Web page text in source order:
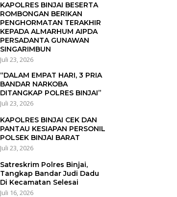
KAPOLRES BINJAI BESERTA
ROMBONGAN BERIKAN
PENGHORMATAN TERAKHIR
KEPADA ALMARHUM AIPDA
PERSADANTA GUNAWAN
SINGARIMBUN
Juli 23, 2026
“DALAM EMPAT HARI, 3 PRIA
BANDAR NARKOBA
DITANGKAP POLRES BINJAI”
Juli 23, 2026
KAPOLRES BINJAI CEK DAN
PANTAU KESIAPAN PERSONIL
POLSEK BINJAI BARAT
Juli 23, 2026
Satreskrim Polres Binjai,
Tangkap Bandar Judi Dadu
Di Kecamatan Selesai
Juli 16, 2026